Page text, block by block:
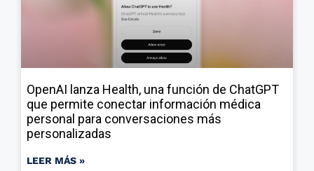
OpenAI lanza Health, una función de ChatGPT
que permite conectar información médica
personal para conversaciones más
personalizadas
LEER MÁS »